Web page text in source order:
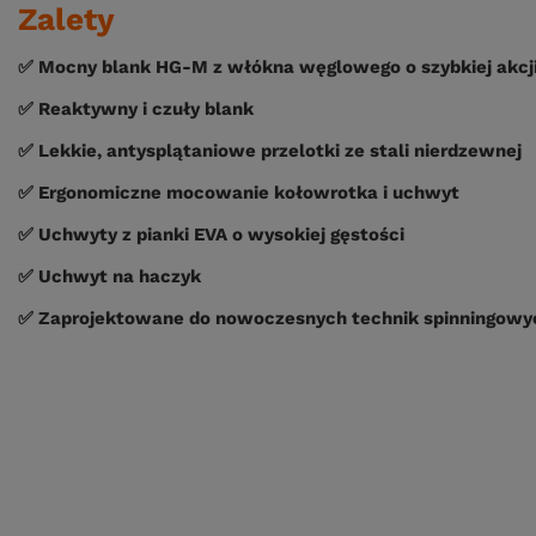
Zalety
✅ Mocny blank HG-M z włókna węglowego o szybkiej
✅ Reaktywny i czuły blank
✅ Lekkie, antysplątaniowe przelotki ze stali nierdzewnej
✅ Ergonomiczne mocowanie kołowrotka i uchwyt
✅ Uchwyty z pianki EVA o wysokiej gęstości
✅ Uchwyt na haczyk
✅ Zaprojektowane do nowoczesnych technik